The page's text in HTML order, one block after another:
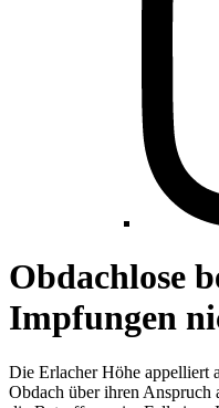
Obdachlose
Impfungen
Die Erlacher Höhe appelliert
Obdach über ihren